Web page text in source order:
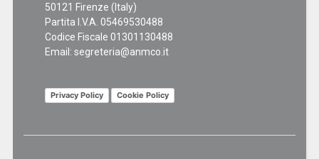
50121 Firenze (Italy)
Partita I.V.A. 05469530488
Codice Fiscale 01301130488
Email: segreteria@anmco.it
Privacy Policy Cookie Policy